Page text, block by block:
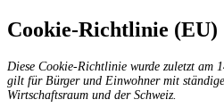
Cookie-Richtlinie (EU)
Diese Cookie-Richtlinie wurde zuletzt am
gilt für Bürger und Einwohner mit
Wirtschaftsraum und der Schweiz.